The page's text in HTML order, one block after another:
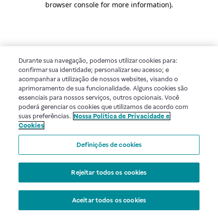
browser console for more information).
Durante sua navegação, podemos utilizar cookies para:
confirmar sua identidade; personalizar seu acesso; e
acompanhar a utilização de nossos websites, visando o
aprimoramento de sua funcionalidade. Alguns cookies são
essenciais para nossos serviços, outros opcionais. Você
poderá gerenciar os cookies que utilizamos de acordo com
suas preferências. Nossa Política de Privacidade e
Cookies
Definições de cookies
Rejeitar todos os cookies
Aceitar todos os cookies